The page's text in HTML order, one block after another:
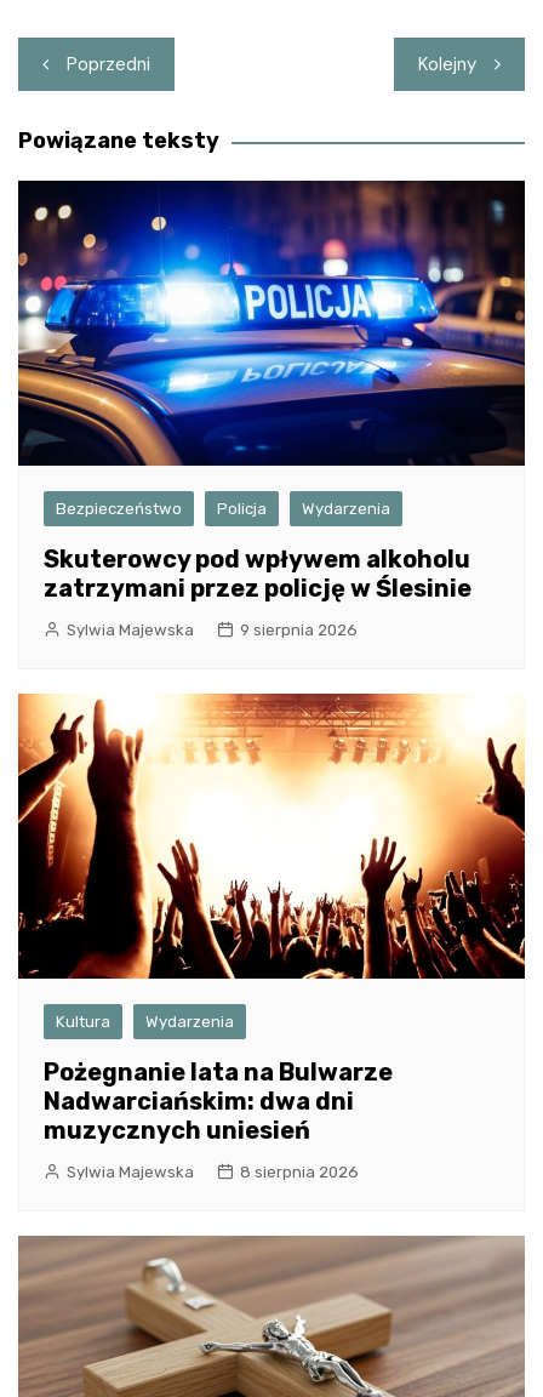
Nawigacja
wpisu
Poprzedni Kolejny
Powiązane teksty
Bezpieczeństwo Policja Wydarzenia
Skuterowcy pod wpływem alkoholu
zatrzymani przez policję w Ślesinie
Sylwia Majewska 9 sierpnia 2026
Kultura Wydarzenia
Pożegnanie lata na Bulwarze
Nadwarciańskim: dwa dni
muzycznych uniesień
Sylwia Majewska 8 sierpnia 2026